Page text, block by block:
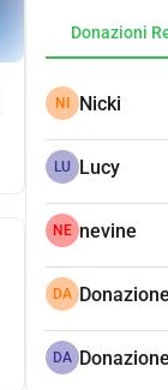
Donazioni
NI Nicki
LU Lucy
NE nevine
DA
DA